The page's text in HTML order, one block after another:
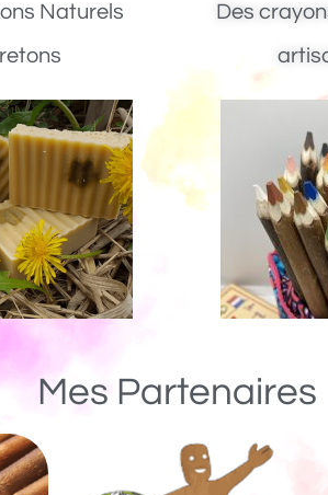
Naturels
Des
Mes Partenaires